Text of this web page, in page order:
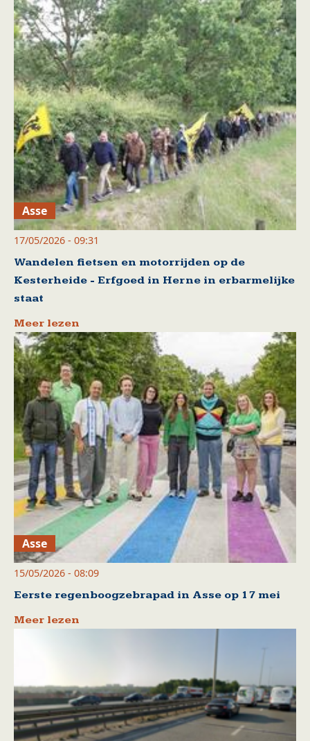
Asse
17/05/2026 - 09:31
Wandelen fietsen en motorrijden op de
Kesterheide - Erfgoed in Herne in erbarmelijke
staat
Meer lezen
Asse
15/05/2026 - 08:09
Eerste regenboogzebrapad in Asse op 17 mei
Meer lezen